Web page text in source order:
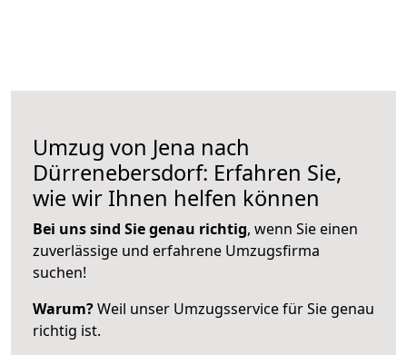
Umzug von Jena nach
Dürrenebersdorf: Erfahren Sie,
wie wir Ihnen helfen können
Bei uns sind Sie genau richtig, wenn Sie einen
zuverlässige und erfahrene Umzugsfirma
suchen!
Warum?Weil unser Umzugsservice für Sie genau
richtig ist.